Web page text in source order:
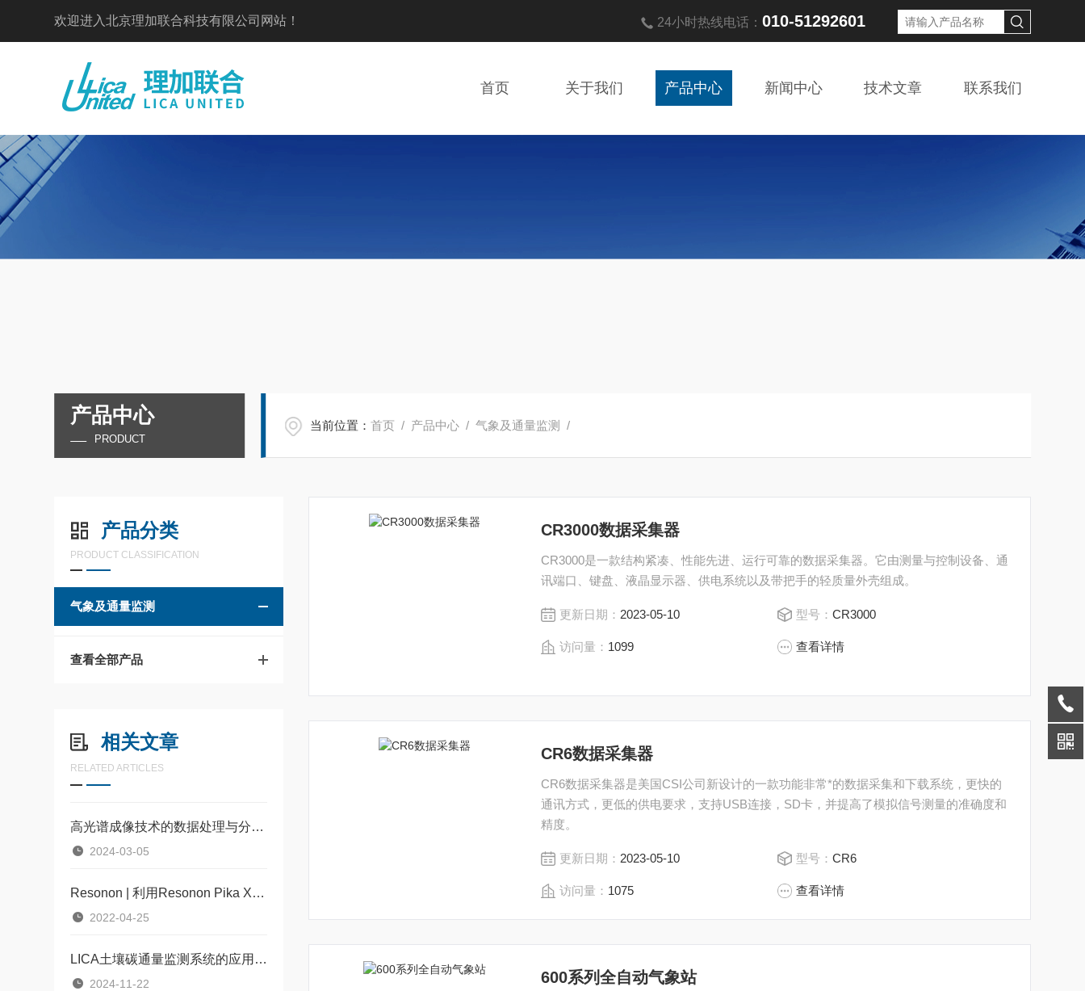
欢迎进入北京理加联合科技有限公司网站！ 24小时热线电话： 010-51292601
首页 关于我们 产品中心 新闻中心 技术文章 联系我们
产品中心
PRODUCT
当前位置：首页 / 产品中心 /气象及通量监测 /
产品分类
PRODUCT CLASSIFICATION
气象及通量监测
查看全部产品
相关文章
RELATED ARTICLES
高光谱成像技术的数据处理与分析方法
2024-03-05
Resonon | 利用Resonon Pika XC2高光谱成像预测新鲜姜黄根茎中姜黄素浓度
2022-04-25
LICA土壤碳通量监测系统的应用与影响
2024-11-22
CR3000数据采集器
CR3000是一款结构紧凑、性能先进、运行可靠的数据采集器。它由测量与控制设备、通
讯端口、键盘、液晶显示器、供电系统以及带把手的轻质量外壳组成。
更新日期： 2023-05-10 型号： CR3000
访问量： 1099 查看详情
CR6数据采集器
CR6数据采集器是美国CSI公司新设计的一款功能非常*的数据采集和下载系统，更快的
通讯方式，更低的供电要求，支持USB连接，SD卡，并提高了模拟信号测量的准确度和
精度。
更新日期： 2023-05-10 型号： CR6
访问量： 1075 查看详情
600系列全自动气象站